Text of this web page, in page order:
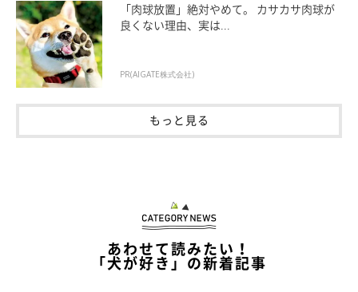
「肉球放置」絶対やめて。 カサカサ肉球が
良くない理由、実は...
PR(AIGATE株式会社)
もっと見る
あわせて読みたい！
「犬が好き」の新着記事